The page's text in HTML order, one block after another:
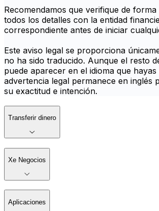
Recomendamos que verifique de forma
todos los detalles con la entidad
correspondiente antes de iniciar
Este aviso legal se proporciona
no ha sido traducido. Aunque el resto
puede aparecer en el idioma que hayas
advertencia legal permanece en inglés
su exactitud e intención.
Transferir dinero
Xe Negocios
Aplicaciones